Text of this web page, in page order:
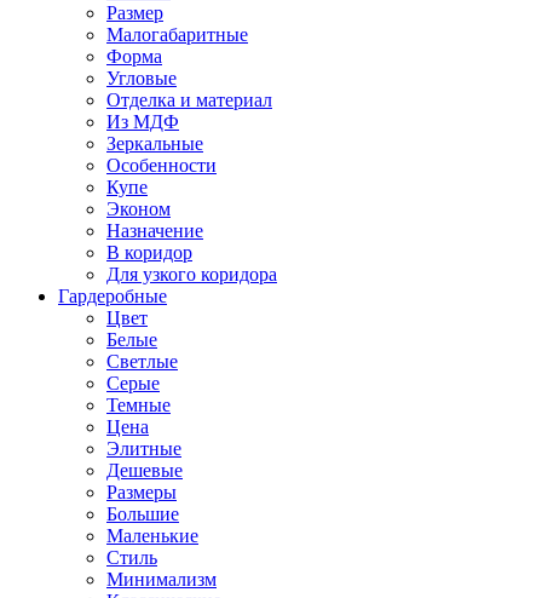
Размер
Малогабаритные
Форма
Угловые
Отделка и материал
Из МДФ
Зеркальные
Особенности
Купе
Эконом
Назначение
В коридор
Для узкого коридора
Гардеробные
Цвет
Белые
Светлые
Серые
Темные
Цена
Элитные
Дешевые
Размеры
Большие
Маленькие
Стиль
Минимализм